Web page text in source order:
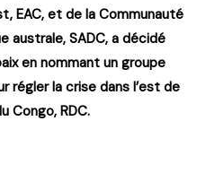
EAC, et de la Communauté
australe, SADC, a décidé
en nommant un groupe
régler la crise dans l’est de
Congo, RDC.